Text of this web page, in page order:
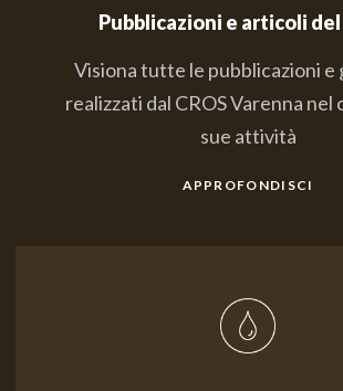
Pubblicazioni e articoli del
Visiona tutte le pubblicazioni e
realizzati dal CROS Varenna nel
sue attività
APPROFONDISCI